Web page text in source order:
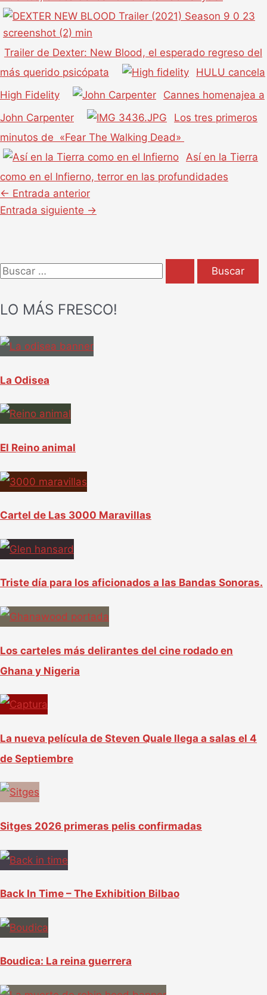
Trailer de Dexter: New Blood, el esperado regreso del
más querido psicópata
HULU cancela
High Fidelity
Cannes homenajea a
John Carpenter
Los tres primeros
minutos de «Fear The Walking Dead»
Así en la Tierra
como en el Infierno, terror en las profundidades
← Entrada anterior
Entrada siguiente →
B
o
:
LO MÁS FRESCO!
La Odisea
El Reino animal
Cartel de Las 3000 Maravillas
Triste día para los aficionados a las Bandas Sonoras.
Los carteles más delirantes del cine rodado en
Ghana y Nigeria
La nueva película de Steven Quale llega a salas el 4
de Septiembre
Sitges 2026 primeras pelis confirmadas
Back In Time – The Exhibition Bilbao
Boudica: La reina guerrera